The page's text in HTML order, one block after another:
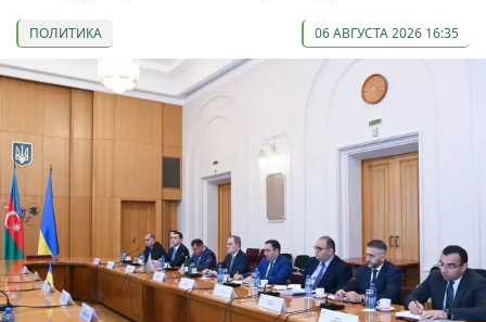
ПОЛИТИКА 06 АВГУСТА 2026 16:35